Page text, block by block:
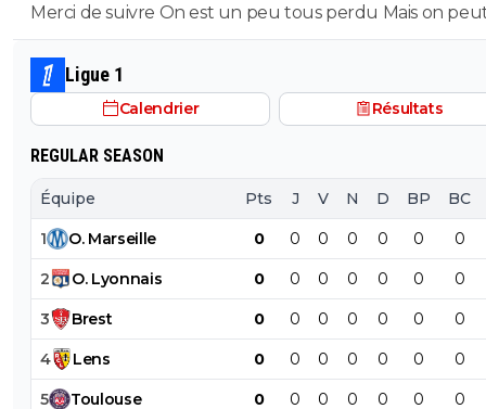
Merci de suivre On est un peu tous perdu Mais on
compter sur toi pour parler de l’équipe de Lyon
Ligue 1
Calendrier Résultats
REGULAR SEASON
Équipe Pts J V N D BP BC
1 O. Marseille 0 0 0 0 0 0 0
2 O. Lyonnais 0 0 0 0 0 0 0
3 Brest 0 0 0 0 0 0 0
4 Lens 0 0 0 0 0 0 0
5 Toulouse 0 0 0 0 0 0 0